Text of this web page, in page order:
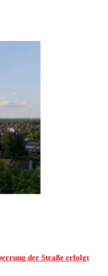
der Straße erfolgt